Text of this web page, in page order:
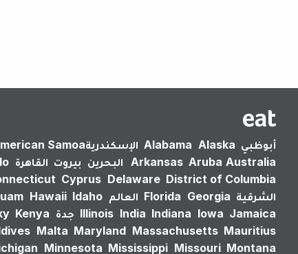
أبوظبي Alabama Alaska الإسكندرية‎Samoa
Arkansas Aruba Australia البحرين بيروت القاهرة
Cyprus Delaware District of Columbia
الشرقية
Florida Georgia العالم Hawaii Idaho
Illinois India Indiana Iowa Jamaica جدة Kenya
Malta Maryland Massachusetts Mauritius
Minnesota Mississippi Missouri Montana